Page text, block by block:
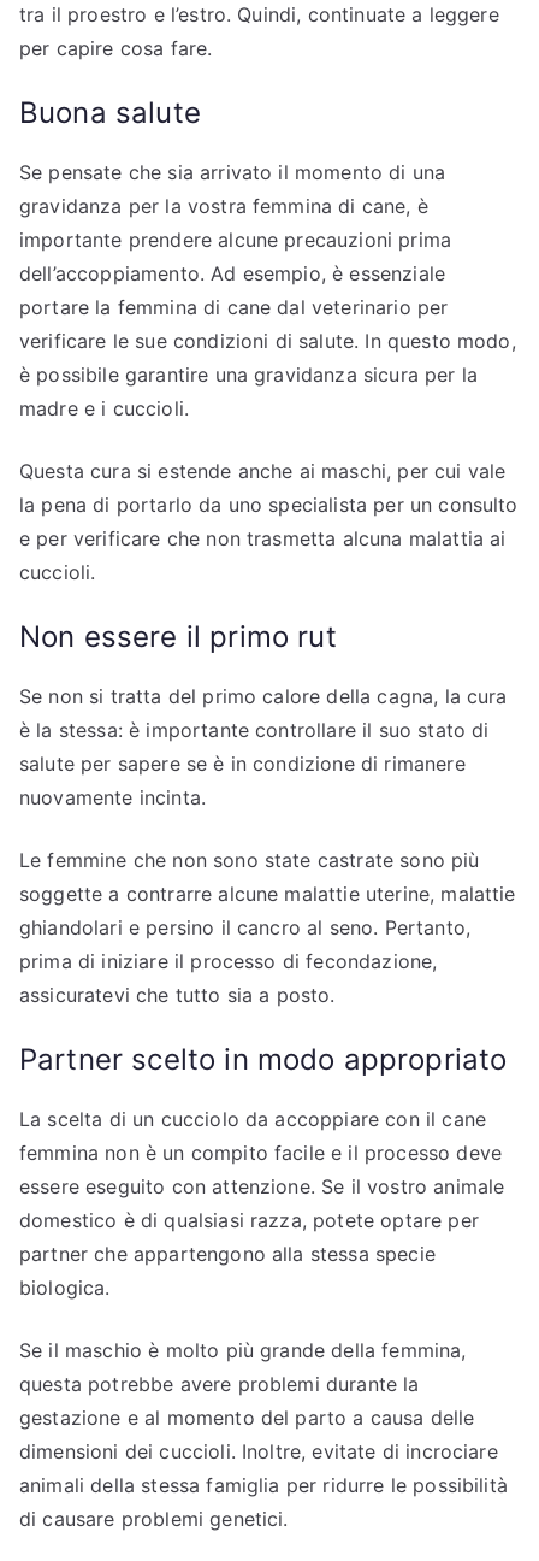
tra il proestro e l’estro. Quindi, continuate a leggere
per capire cosa fare.
Buona salute
Se pensate che sia arrivato il momento di una
gravidanza per la vostra femmina di cane, è
importante prendere alcune precauzioni prima
dell’accoppiamento. Ad esempio, è essenziale
portare la femmina di cane dal veterinario per
verificare le sue condizioni di salute. In questo modo,
è possibile garantire una gravidanza sicura per la
madre e i cuccioli.
Questa cura si estende anche ai maschi, per cui vale
la pena di portarlo da uno specialista per un consulto
e per verificare che non trasmetta alcuna malattia ai
cuccioli.
Non essere il primo rut
Se non si tratta del primo calore della cagna, la cura
è la stessa: è importante controllare il suo stato di
salute per sapere se è in condizione di rimanere
nuovamente incinta.
Le femmine che non sono state castrate sono più
soggette a contrarre alcune malattie uterine, malattie
ghiandolari e persino il cancro al seno. Pertanto,
prima di iniziare il processo di fecondazione,
assicuratevi che tutto sia a posto.
Partner scelto in modo appropriato
La scelta di un cucciolo da accoppiare con il cane
femmina non è un compito facile e il processo deve
essere eseguito con attenzione. Se il vostro animale
domestico è di qualsiasi razza, potete optare per
partner che appartengono alla stessa specie
biologica.
Se il maschio è molto più grande della femmina,
questa potrebbe avere problemi durante la
gestazione e al momento del parto a causa delle
dimensioni dei cuccioli. Inoltre, evitate di incrociare
animali della stessa famiglia per ridurre le possibilità
di causare problemi genetici.